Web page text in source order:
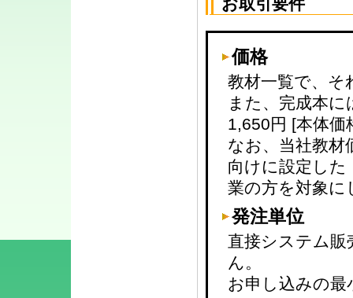
価格
教材一覧で、
また、完成本
1,650円 [本体価
なお、当社教材
向けに設定した
業の方を対象に
発注単位
直接システム
ん。
お申し込みの最